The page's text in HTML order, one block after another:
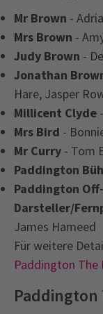
Mr Brown -
Mrs Brown -
Judy Brown -
Jonathan
Hare, Jasper
Millicent Clyde
Mrs Bird -
Mr Curry - Tom
Paddington
Paddington
Darsteller/
James Hameed
Für weitere
Paddington The
Paddington